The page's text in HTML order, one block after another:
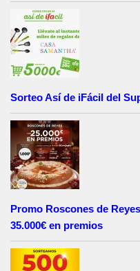
Sorteo Así de iFácil del
Promo Roscones de
35.000€ en premios